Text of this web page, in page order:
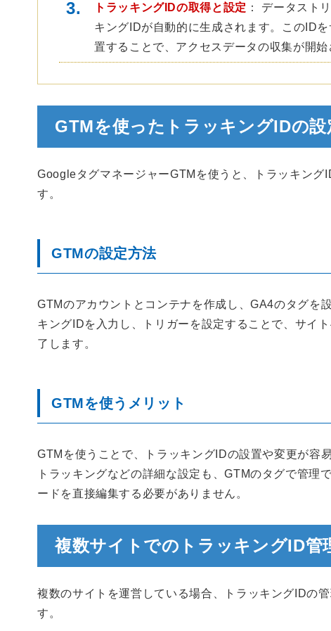
トラッキングIDの取得と設定 ： データスト
キングIDが自動的に生成されます。このID
置することで、アクセスデータの収集が開始
GTMを使ったトラッキングIDの設
GoogleタグマネージャーGTMを使うと、トラッキング
す。
GTMの設定方法
GTMのアカウントとコンテナを作成し、GA4のタグを
キングIDを入力し、トリガーを設定することで、サイ
了します。
GTMを使うメリット
GTMを使うことで、トラッキングIDの設置や変更が容
トラッキングなどの詳細な設定も、GTMのタグで管理
ードを直接編集する必要がありません。
複数サイトでのトラッキングID管
複数のサイトを運営している場合、トラッキングIDの
す。